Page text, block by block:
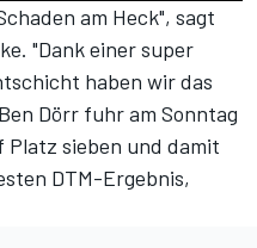
am Heck", sagt
"Dank einer super
haben wir das
Dörr fuhr am Sonntag
sieben und damit
DTM-Ergebnis,